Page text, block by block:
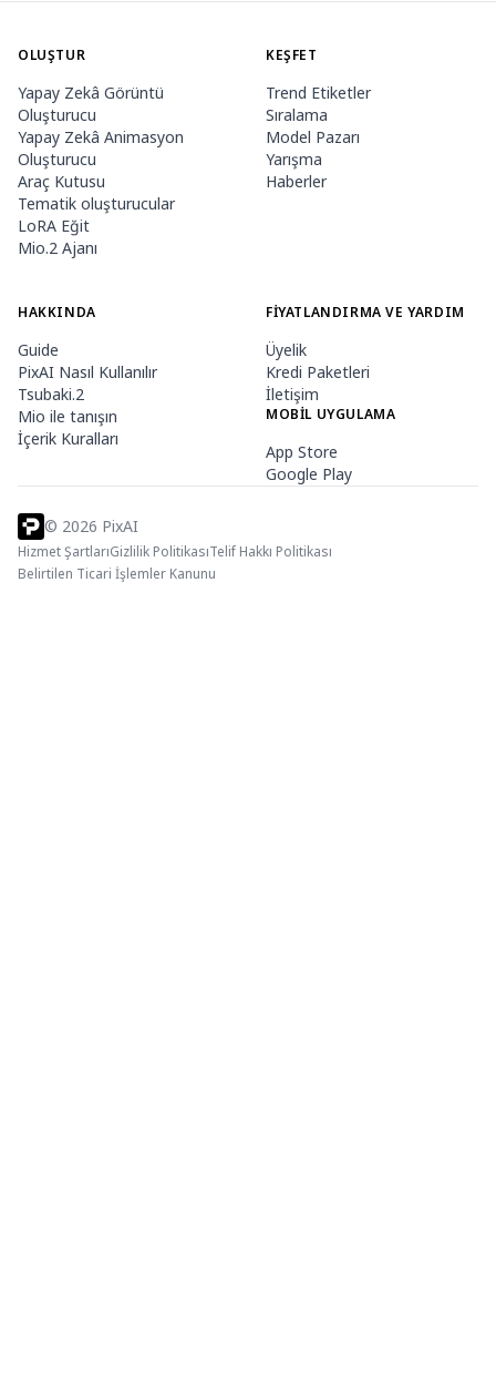
OLUŞTUR
Yapay Zekâ Görüntü
Oluşturucu
Yapay Zekâ Animasyon
Oluşturucu
Araç Kutusu
Tematik oluşturucular
LoRA Eğit
Mio.2 Ajanı
KEŞFET
Trend Etiketler
Sıralama
Model Pazarı
Yarışma
Haberler
HAKKINDA
Guide
PixAI Nasıl Kullanılır
Tsubaki.2
Mio ile tanışın
İçerik Kuralları
FIYATLANDIRMA VE YARDIM
Üyelik
Kredi Paketleri
İletişim
MOBIL UYGULAMA
App Store
Google Play
© 2026 PixAI
Hizmet ŞartlarıGizlilik PolitikasıTelif Hakkı Politikası
Belirtilen Ticari İşlemler Kanunu